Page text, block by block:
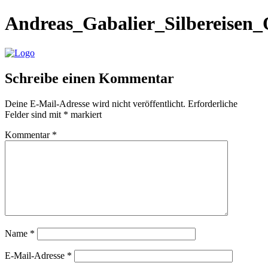
Schreibe einen Kommentar
Deine E-Mail-Adresse wird nicht veröffentlicht. Erforderliche
Felder sind mit * markiert
Kommentar *
Name *
E-Mail-Adresse *